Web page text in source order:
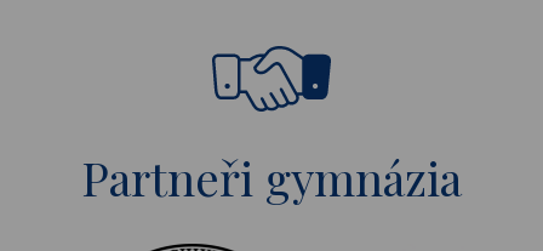
Partneři gymnázia